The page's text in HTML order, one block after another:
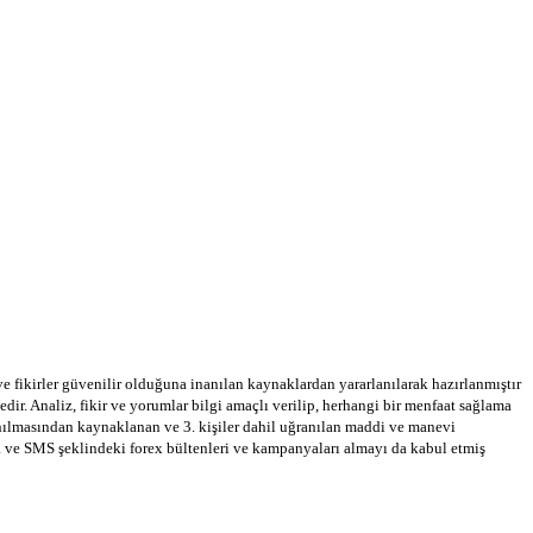
fikirler güvenilir olduğuna inanılan kaynaklardan yararlanılarak hazırlanmıştır
Analiz, fikir ve yorumlar bilgi amaçlı verilip, herhangi bir menfaat sağlama
kaynaklanan ve 3. kişiler dahil uğranılan maddi ve manevi
SMS şeklindeki forex bültenleri ve kampanyaları almayı da kabul etmiş